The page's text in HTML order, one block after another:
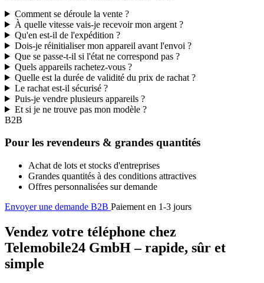
Comment se déroule la vente ?
À quelle vitesse vais-je recevoir mon argent ?
Qu'en est-il de l'expédition ?
Dois-je réinitialiser mon appareil avant l'envoi ?
Que se passe-t-il si l'état ne correspond pas ?
Quels appareils rachetez-vous ?
Quelle est la durée de validité du prix de rachat ?
Le rachat est-il sécurisé ?
Puis-je vendre plusieurs appareils ?
Et si je ne trouve pas mon modèle ?
B2B
Pour les revendeurs & grandes quantités
Achat de lots et stocks d'entreprises
Grandes quantités à des conditions attractives
Offres personnalisées sur demande
Envoyer une demande B2B Paiement en 1-3 jours
Vendez votre téléphone chez
Telemobile24 GmbH – rapide, sûr et
simple